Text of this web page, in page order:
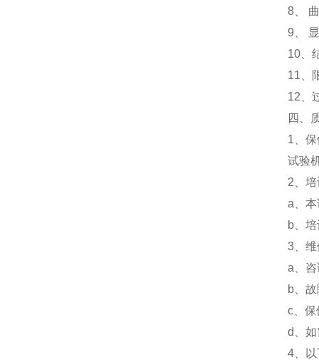
8、
9、
10、
11、
12、
四、
1、
试验
2、
a、
b、
3、
a、
b、
c、保
d、
4、